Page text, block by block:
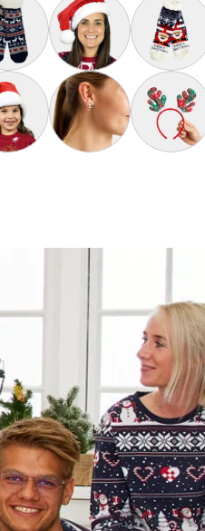
Navideñas Afelpadas Azules
Gorro Navideño Santa
Calcetas